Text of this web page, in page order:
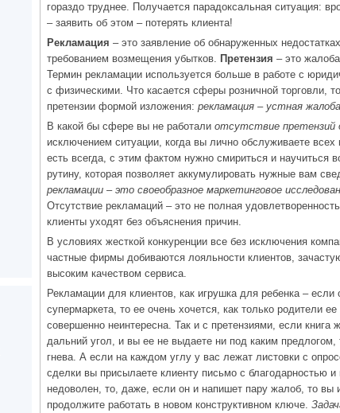
гораздо труднее. Получается парадоксальная ситуация:
– заявить об этом – потерять клиента!
Рекламация – это заявление об обнаруженных
требованием возмещения убытков. Претензия – это
Термин рекламации используется больше в работе с
с физическими. Что касается сферы розничной торговли,
претензии формой изложения: рекламация – устная
В какой бы сфере вы не работали отсутствие претензий
исключением ситуации, когда вы лично обслуживаете
есть всегда, с этим фактом нужно смириться и научиться
рутину, которая позволяет аккумулировать нужные вам
рекламации – это своеобразное маркетинговое
Отсутствие рекламаций – это не полная
клиенты уходят без объяснения причин.
В условиях жесткой конкуренции все без исключения
частные фирмы добиваются лояльности клиентов,
высоким качеством сервиса.
Рекламации для клиентов, как игрушка для ребенка –
супермаркета, то ее очень хочется, как только родители ее
совершенно неинтересна. Так и с претензиями, если книга
дальний угол, и вы ее не выдаете ни под каким
гнева. А если на каждом углу у вас лежат листовки с
сделки вы присылаете клиенту письмо с благодарностью
недоволен, то, даже, если он и напишет пару жалоб, то вы
продолжите работать в новом конструктивном ключе.